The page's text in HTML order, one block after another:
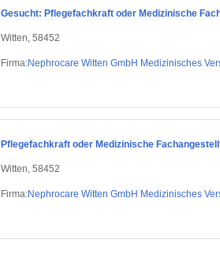
Gesucht: Pflegefachkraft oder Medizinische
Witten, 58452
Firma:Nephrocare Witten GmbH Medizinisches
Pflegefachkraft oder Medizinische
Witten, 58452
Firma:Nephrocare Witten GmbH Medizinisches